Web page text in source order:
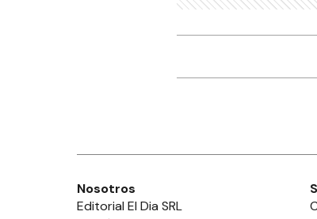
Nosotros
Editorial El Dia SRL